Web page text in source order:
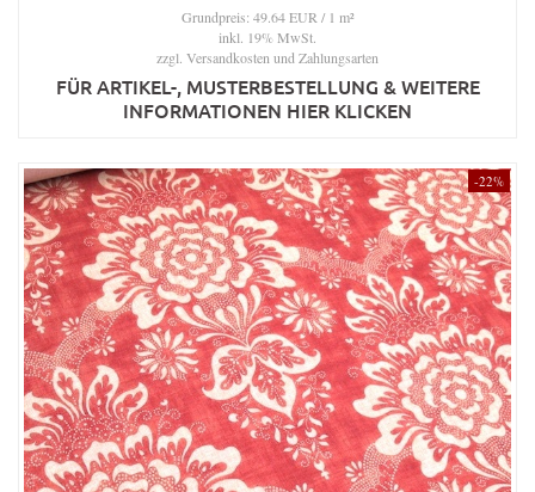
Grundpreis: 49.64 EUR / 1 m²
inkl. 19% MwSt.
zzgl. Versandkosten und Zahlungsarten
FÜR ARTIKEL-, MUSTERBESTELLUNG & WEITERE
INFORMATIONEN HIER KLICKEN
-22%